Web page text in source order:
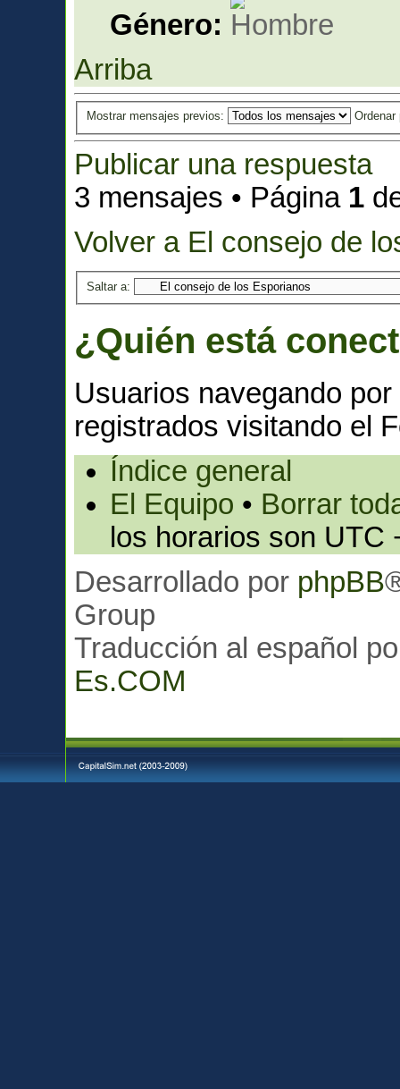
Género:
Arriba
Mostrar mensajes previos:
Publicar una respuesta
3 mensajes • Página 1
Volver a El consejo de
Saltar a:
¿Quién está
Usuarios navegando
registrados visitando el
Índice general
El Equipo • Borrar
los horarios son UTC
Desarrollado por phpBB
Group
Traducción al español
Es.COM